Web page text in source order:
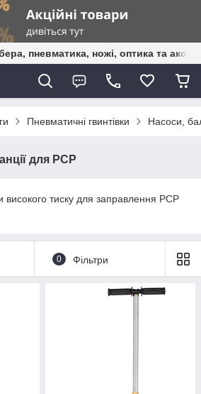
пневматика, ножі, оптика та
Пневматичні гвинтівки Насоси,
для РСР
тиску для заправлення PCP
0 Фільтри